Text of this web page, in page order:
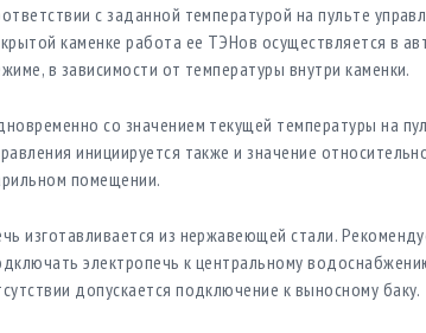
с заданной температурой на пульте
каменке работа ее ТЭНов осуществляется в
в зависимости от температуры внутри каменки.
со значением текущей температуры на
инициируется также и значение
помещении.
изготавливается из нержавеющей стали.
электропечь к центральному
допускается подключение к выносному баку.